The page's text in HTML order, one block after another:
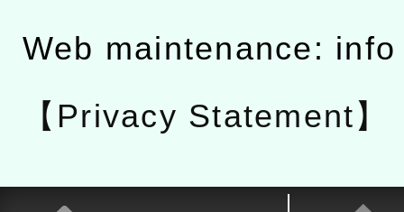
Web maintenance:
【Privacy Statement】